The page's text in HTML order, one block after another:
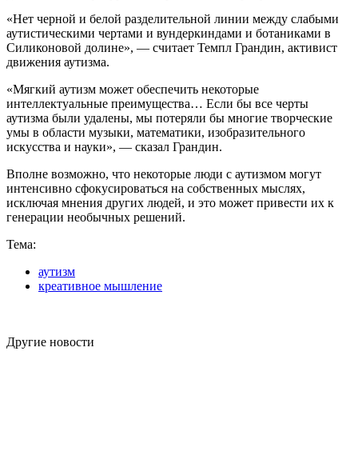
«Нет черной и белой разделительной линии между слабыми
аутистическими чертами и вундеркиндами и ботаниками в
Силиконовой долине», — считает Темпл Грандин, активист
движения аутизма.
«Мягкий аутизм может обеспечить некоторые
интеллектуальные преимущества… Если бы все черты
аутизма были удалены, мы потеряли бы многие творческие
умы в области музыки, математики, изобразительного
искусства и науки», — сказал Грандин.
Вполне возможно, что некоторые люди с аутизмом могут
интенсивно сфокусироваться на собственных мыслях,
исключая мнения других людей, и это может привести их к
генерации необычных решений.
Тема:
аутизм
креативное мышление
Другие новости